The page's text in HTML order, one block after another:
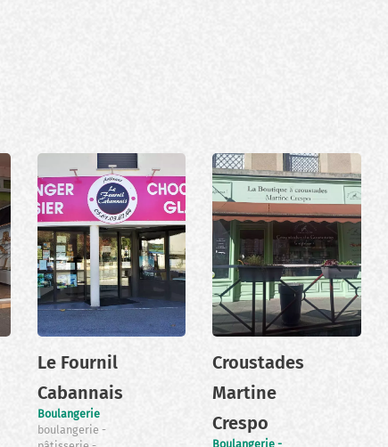
Le Fournil
Cabannais
Boulangerie
boulangerie
Croustades
Martine
Crespo
Boulangerie -